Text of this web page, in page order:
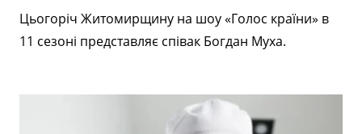
Цьогоріч Житомирщину на шоу «Голос країни» в
11 сезоні представляє співак Богдан Муха.